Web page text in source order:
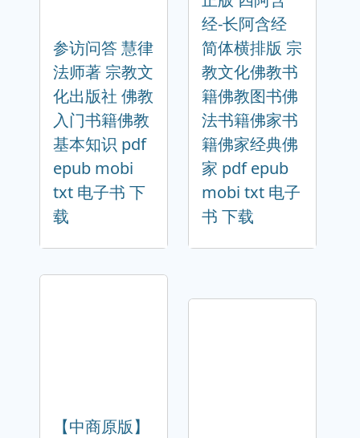
参访问答 慧律
法师著 宗教文
化出版社 佛教
入门书籍佛教
基本知识 pdf
epub mobi
txt 电子书 下
载
经-长阿含经
简体横排版 宗
教文化佛教书
籍佛教图书佛
法书籍佛家书
籍佛家经典佛
家 pdf epub
mobi txt 电子
书 下载
【中商原版】